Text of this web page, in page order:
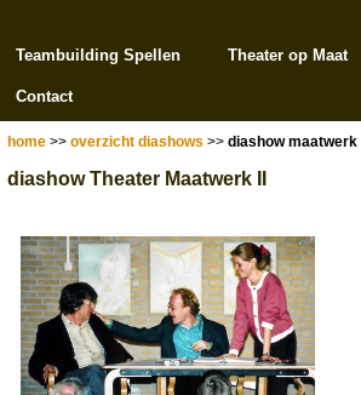
Teambuilding Spellen Theater op Maat
Contact
home >> overzicht diashows >> diashow maatwerk II
diashow Theater Maatwerk II